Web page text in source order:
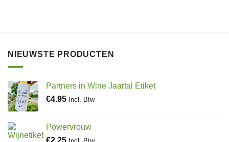
NIEUWSTE PRODUCTEN
Partners in Wine Jaartal Etiket
€4.95 Incl. Btw
Powervrouw
€2.25